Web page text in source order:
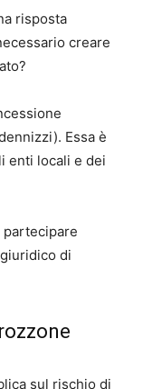
risposta
creare
Essa è
enti locali e dei
partecipare
di
sul rischio di